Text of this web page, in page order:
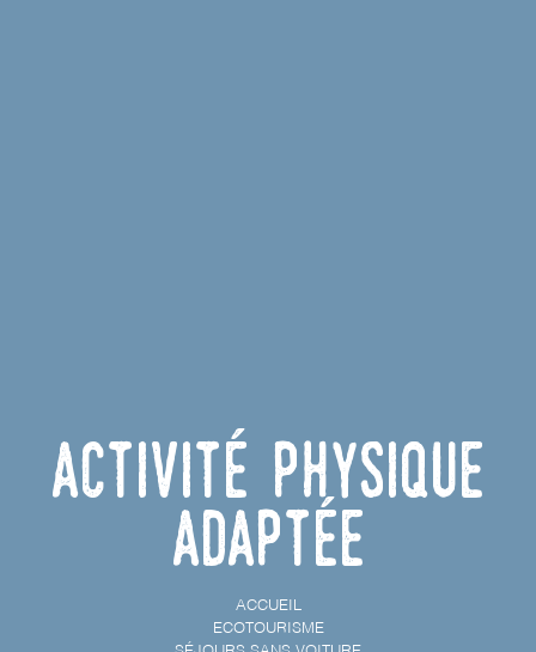
Activité Physique
Adaptée
ACCUEIL
ECOTOURISME